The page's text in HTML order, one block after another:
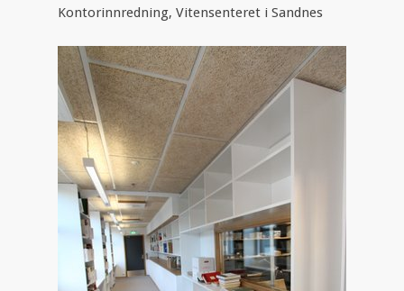
Kontorinnredning, Vitensenteret i Sandnes